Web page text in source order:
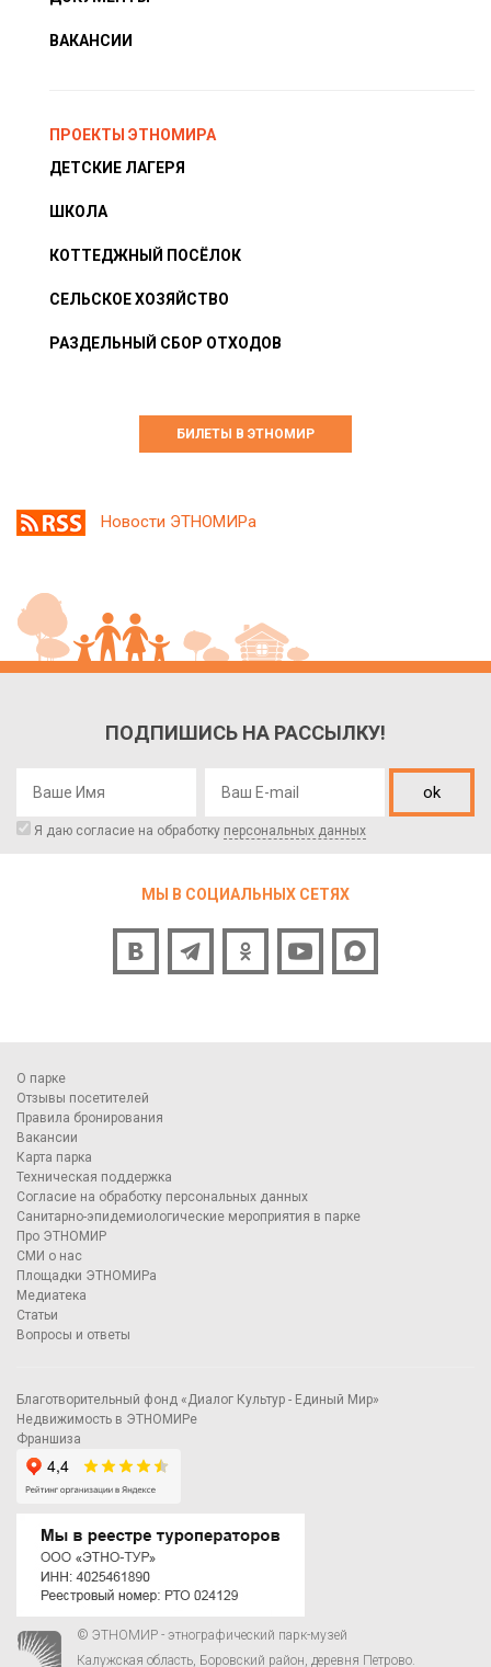
ВАКАНСИИ
ПРОЕКТЫ ЭТНОМИРА
ДЕТСКИЕ ЛАГЕРЯ
ШКОЛА
КОТТЕДЖНЫЙ ПОСЁЛОК
СЕЛЬСКОЕ ХОЗЯЙСТВО
РАЗДЕЛЬНЫЙ СБОР ОТХОДОВ
БИЛЕТЫ В ЭТНОМИР
Новости ЭТНОМИРа
ПОДПИШИСЬ НА РАССЫЛКУ!
ok
Я даю согласие на обработку персональных данных
МЫ В СОЦИАЛЬНЫХ СЕТЯХ
О парке
Отзывы посетителей
Правила бронирования
Вакансии
Карта парка
Техническая поддержка
Согласие на обработку персональных данных
Санитарно-эпидемиологические мероприятия в парке
Про ЭТНОМИР
СМИ о нас
Площадки ЭТНОМИРа
Медиатека
Статьи
Вопросы и ответы
Благотворительный фонд «Диалог Культур - Единый Мир»
Недвижимость в ЭТНОМИРе
Франшиза
© ЭТНОМИР - этнографический парк-музей
Калужская область, Боровский район, деревня Петрово.